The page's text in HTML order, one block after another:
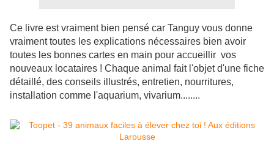
Ce livre est vraiment bien pensé car Tanguy vous donne
vraiment toutes les explications nécessaires bien avoir
toutes les bonnes cartes en main pour accueillir vos
nouveaux locataires ! Chaque animal fait l'objet d'une fiche
détaillé, des conseils illustrés, entretien, nourritures,
installation comme l'aquarium, vivarium........